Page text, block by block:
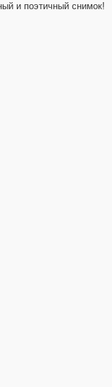
и поэтичный снимок!